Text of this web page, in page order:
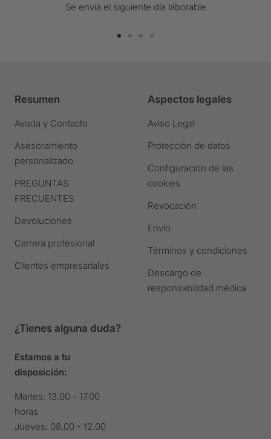
Se envía el siguiente día laborable
diapositiva
diapositiva
diapositiva
4
Ir
la
diapositiva
Resumen
Ayuda y Contacto
Asesoramiento
personalizado
PREGUNTAS
FRECUENTES
Devoluciones
Carrera profesional
Clientes empresariales
Aspectos legales
Aviso Legal
Protección de datos
Configuración de las
cookies
Revocación
Envío
Términos y condiciones
Descargo de
responsabilidad médica
¿Tienes alguna duda?
Estamos a tu
disposición:
Martes: 13.00 - 17.00
horas
Jueves: 08.00 - 12.00